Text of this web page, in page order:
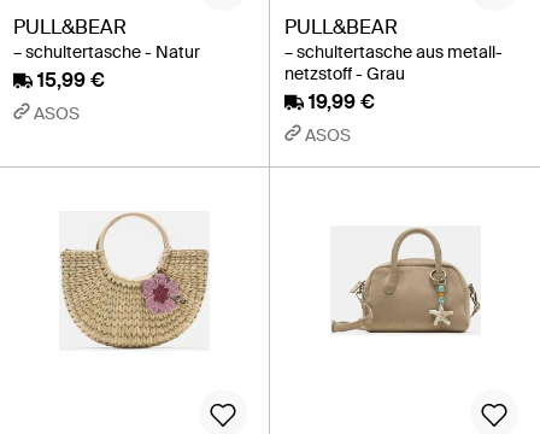
PULL&BEAR
– schultertasche - Natur
15,99 €
ASOS
PULL&BEAR
– schultertasche aus metall-
netzstoff - Grau
19,99 €
ASOS